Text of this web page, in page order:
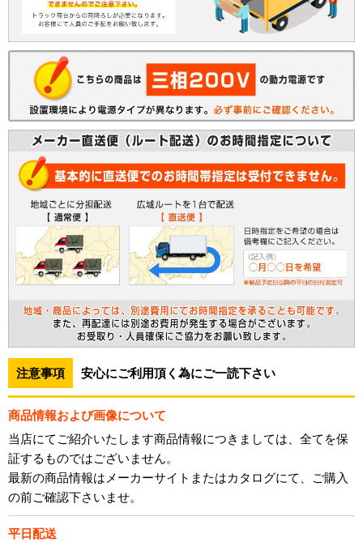
注意事項 安心にご利用頂く為にご一読下さい
商品情報および画像について
当店にてご紹介いたします商品情報につきましては、全てを保
証するものではございません。
最新の商品情報はメーカーサイトまたはカタログにて、ご購入
の前ご確認下さいませ。
平日配送